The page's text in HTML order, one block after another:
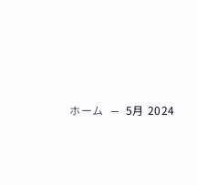
ホーム 5月 2024